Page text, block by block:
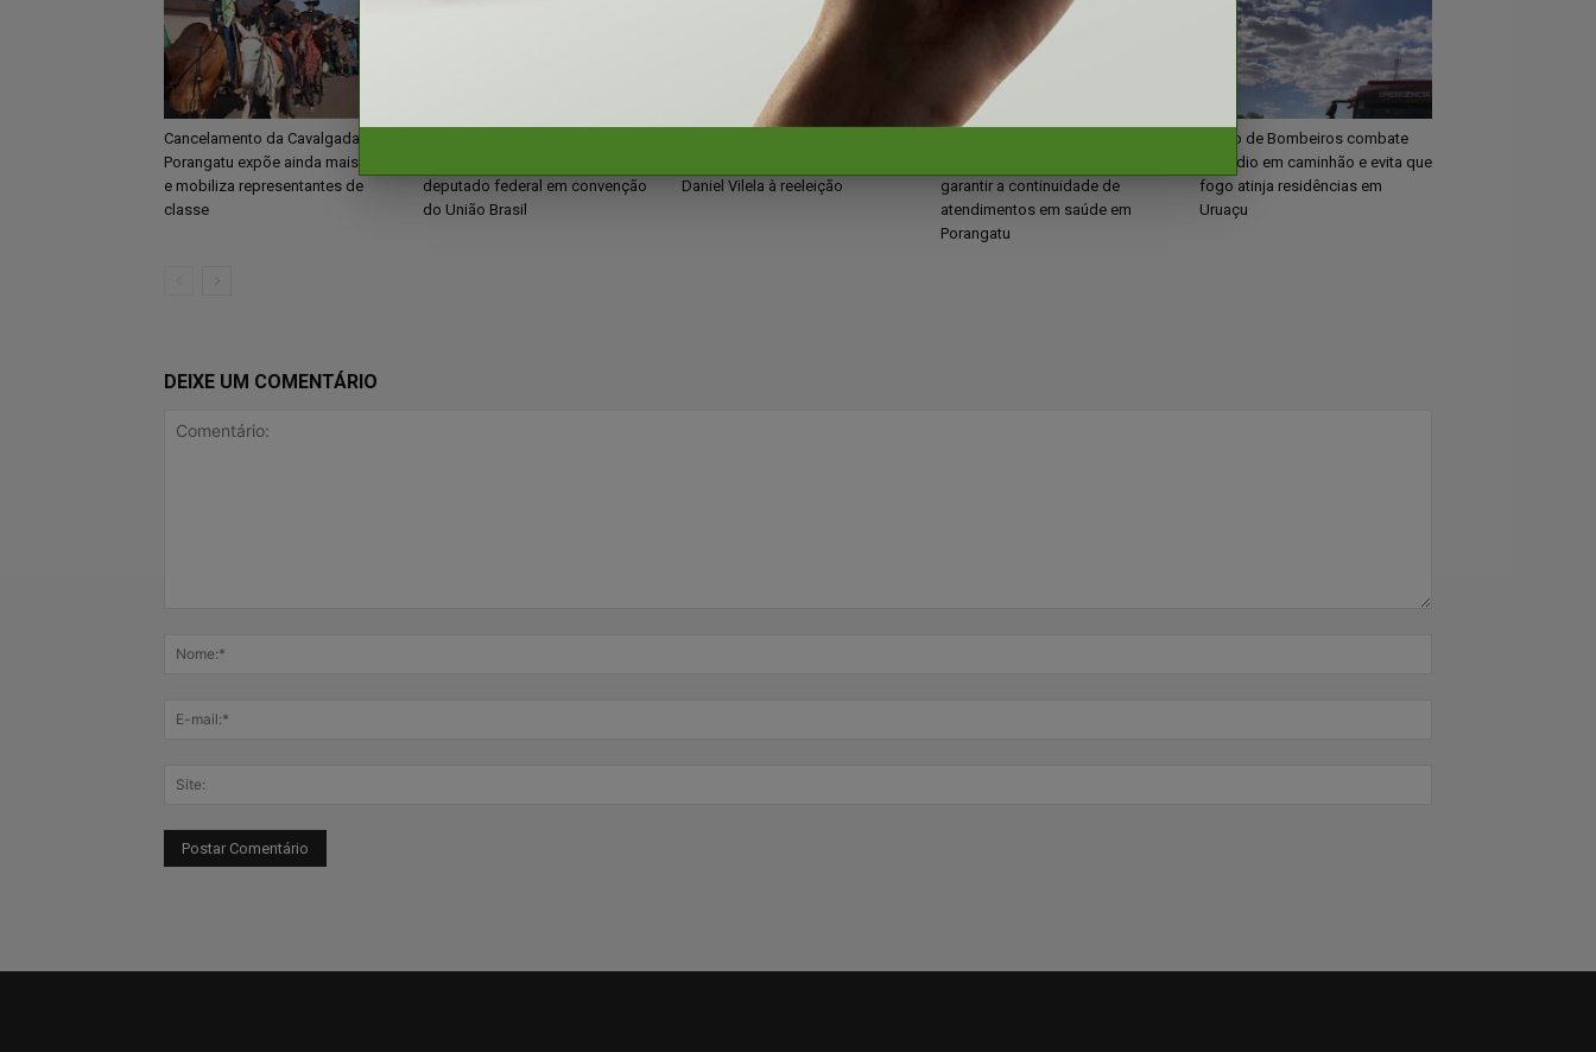
Cancelamento da Cavalgada em
Porangatu expõe ainda mais rixa
e mobiliza representantes de
classe
deputado federal em convenção
do União Brasil
Daniel Vilela à reeleição
garantir a continuidade de
atendimentos em saúde em
Porangatu
Corpo de Bombeiros combate
incêndio em caminhão e evita que
fogo atinja residências em
Uruaçu
DEIXE UM COMENTÁRIO